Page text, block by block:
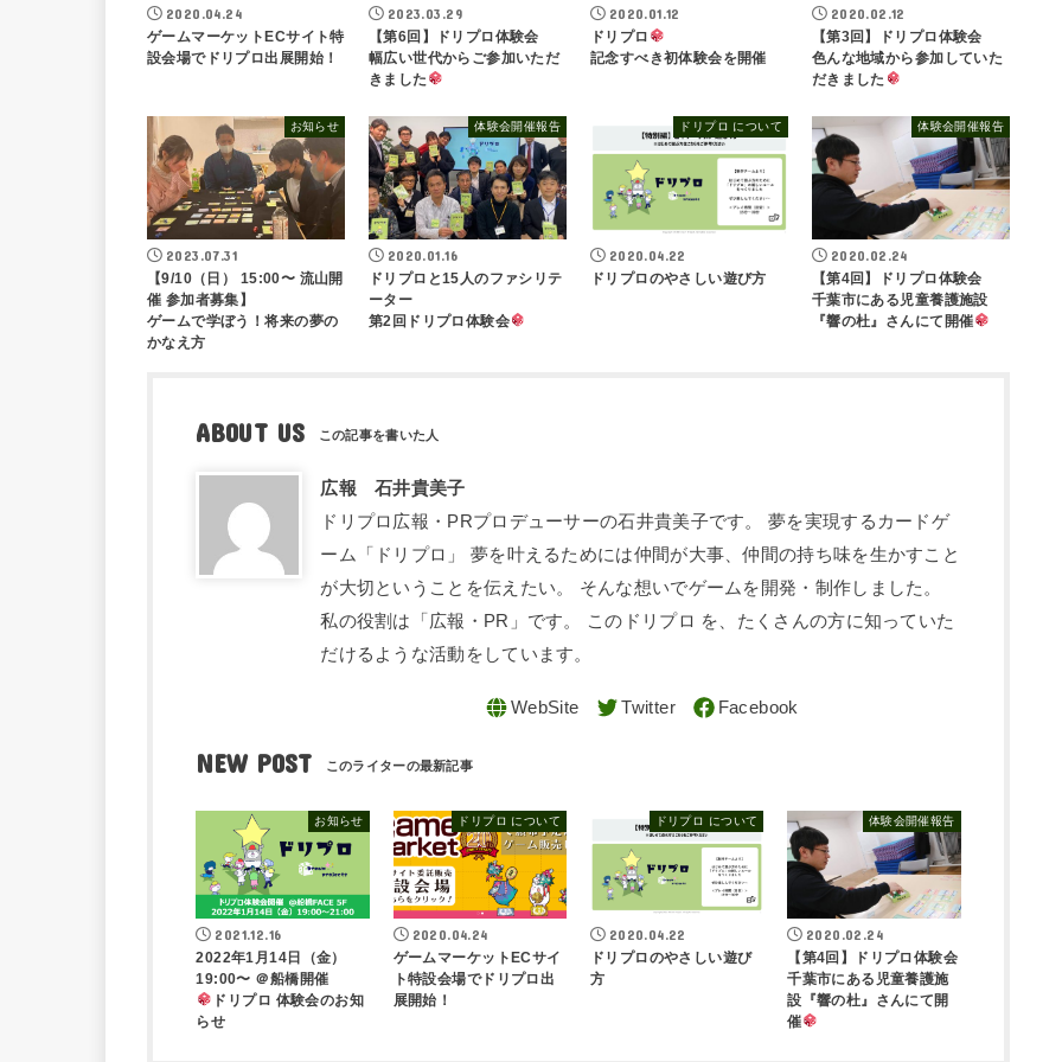
2020.04.24
ゲームマーケットECサイト特
設会場でドリプロ出展開始！
2023.03.29
【第6回】ドリプロ体験会
幅広い世代からご参加いただ
きました
2020.01.12
ドリプロ
記念すべき初体験会を開催
2020.02.12
【第3回】ドリプロ体験会
色んな地域から参加していた
だきました
お知らせ
2023.07.31
【9/10（日） 15:00〜 流山開
催 参加者募集】
ゲームで学ぼう！将来の夢の
かなえ方
体験会開催報告
2020.01.16
ドリプロと15人のファシリテ
ーター
第2回ドリプロ体験会
ドリプロ について
2020.04.22
ドリプロのやさしい遊び方
体験会開催報告
2020.02.24
【第4回】ドリプロ体験会
千葉市にある児童養護施設
『響の杜』さんにて開催
ABOUT US
広報 石井貴美子
ドリプロ広報・PRプロデューサーの石井貴美子です。 夢を実現するカードゲ
ーム「ドリプロ」 夢を叶えるためには仲間が大事、仲間の持ち味を生かすこと
が大切ということを伝えたい。 そんな想いでゲームを開発・制作しました。
私の役割は「広報・PR」です。 このドリプロ を、たくさんの方に知っていた
だけるような活動をしています。
NEW POST
お知らせ
2021.12.16
2022年1月14日（金）
19:00〜 ＠船橋開催
ドリプロ 体験会のお知
らせ
ドリプロ について
2020.04.24
ゲームマーケットECサイ
ト特設会場でドリプロ出
展開始！
ドリプロ について
2020.04.22
ドリプロのやさしい遊び
方
体験会開催報告
2020.02.24
【第4回】ドリプロ体験会
千葉市にある児童養護施
設『響の杜』さんにて開
催